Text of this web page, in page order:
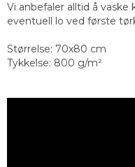
Vi anbefaler alltid å vaske
eventuell lo ved første
Størrelse: 70x80 cm
Tykkelse: 800 g/m²